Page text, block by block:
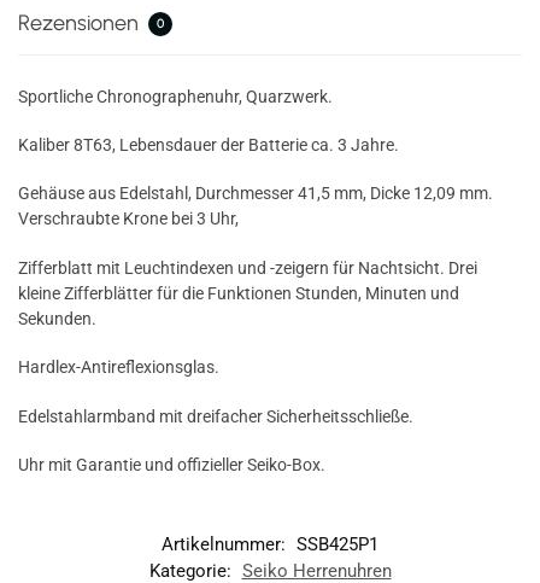
Rezensionen 0
Sportliche Chronographenuhr, Quarzwerk.
Kaliber 8T63, Lebensdauer der Batterie ca. 3 Jahre.
Gehäuse aus Edelstahl, Durchmesser 41,5 mm, Dicke 12,09 mm.
Verschraubte Krone bei 3 Uhr,
Zifferblatt mit Leuchtindexen und -zeigern für Nachtsicht. Drei
kleine Zifferblätter für die Funktionen Stunden, Minuten und
Sekunden.
Hardlex-Antireflexionsglas.
Edelstahlarmband mit dreifacher Sicherheitsschließe.
Uhr mit Garantie und offizieller Seiko-Box.
Artikelnummer: SSB425P1
Kategorie: Seiko Herrenuhren